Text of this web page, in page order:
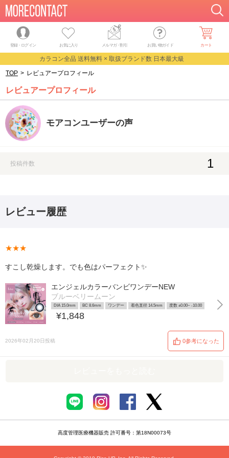
登録・ログイン お気に入り メルマガ・割引 お買い物ガイド カート
カラコン全品 送料無料 × 取扱ブランド数 日本最大級
TOP > レビュアープロフィール
レビュアープロフィール
モアコンユーザーの声
投稿件数 1
レビュー履歴
★★★
すこし乾燥します。でも色はパーフェクト✨
エンジェルカラーバンビワンデーNEW
ブルーベリームーン
DIA 15.0mm BC 8.6mm ワンデー 着色直径 14.5mm 度数 ±0.00~ -10.00
¥1,848
2026年02月20日投稿 0参考になった
高度管理医療機器販売 許可番号：第18N00073号